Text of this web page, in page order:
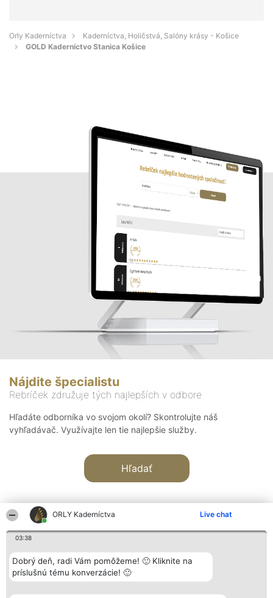
ORLY Kaderníctva Live chat
03:38
Dobrý deň, radi Vám pomôžeme! 🙂 Kliknite na
príslušnú tému konverzácie! 🙂
Orly Kaderníctva
Kaderníctva, Holičstvá, Salóny krásy - Košice
GOLD Kaderníctvo Stanica Košice
Nájdite špecialistu
Rebríček združuje tých najlepších v odbore
Hľadáte odborníka vo svojom okolí? Skontrolujte náš
vyhľadávač. Využívajte len tie najlepšie služby.
Hľadať
Organizátor hodnotenia
Bright Side Solutions sp. z o.
o. sp. k.
Wrocław 50-079
Hodnotenie
Laureáti
Lista
Laureatów
Kontakt
Kontakt